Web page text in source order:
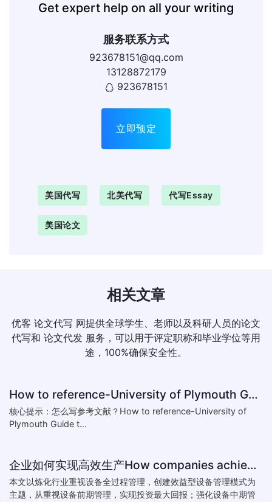
Get expert help on all your writing
服务联系方式
923678151@qq.com
13128872179
923678151
立即预定
美国代写 北美代写 代写essay
美国论文
相关文章
优客 论文代写 网提供全球学生、老师以及科研人员的论文
代写和 论文代发 服务，可以用于评定职称和毕业学位等用
途，100%确保安全性。
How to reference-University of Plymouth Guide to Referencing
核心提示：怎么写参考文献？How to reference-University of
Plymouth Guide t...
企业如何实现高效生产How companies achieve efficient production
本文以炼化行业重视设备全过程管理，创建效益型设备管理模式为
主题，从重视设备前期管理，实现投资最大回报；强化设备中期管